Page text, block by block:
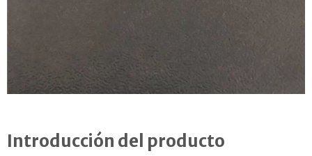
Introducción del producto